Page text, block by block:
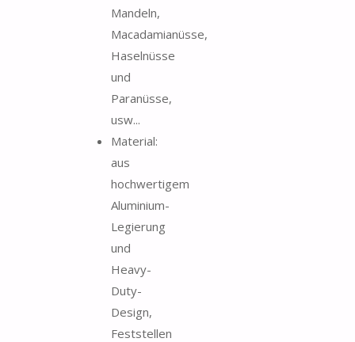
Mandeln,
Macadamianüsse,
Haselnüsse
und
Paranüsse,
usw...
Material:
aus
hochwertigem
Aluminium-
Legierung
und
Heavy-
Duty-
Design,
Feststellen